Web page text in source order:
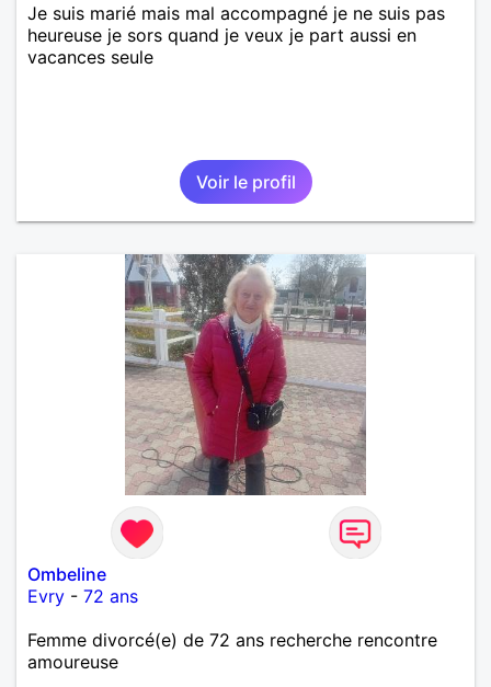
Je suis marié mais mal accompagné je ne suis pas
heureuse je sors quand je veux je part aussi en
vacances seule
Voir le profil
Ombeline
Evry - 72 ans
Femme divorcé(e) de 72 ans recherche rencontre
amoureuse